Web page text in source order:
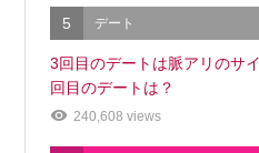
5 デート
3回目のデートは脈アリのサ
回目のデートは？
240,608 views